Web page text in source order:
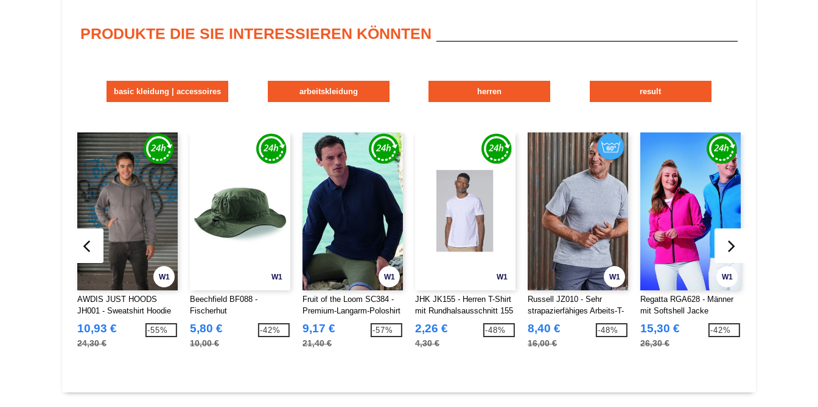
PRODUKTE DIE SIE INTERESSIEREN KÖNNTEN
basic kleidung | accessoires arbeitskleidung herren result
W1
AWDIS JUST HOODS
JH001 - Sweatshirt Hoodie
10,93 €
24,30 €
-55%
W1
Beechfield BF088 -
Fischerhut
5,80 €
10,00 €
-42%
W1
Fruit of the Loom SC384 -
Premium-Langarm-Poloshirt
9,17 €
21,40 €
-57%
W1
JHK JK155 - Herren T-Shirt
mit Rundhalsausschnitt 155
2,26 €
4,30 €
-48%
W1
Russell JZ010 - Sehr
strapazierfähiges Arbeits-T-
8,40 €
16,00 €
-48%
W1
Regatta RGA628 - Männer
mit Softshell Jacke
15,30 €
26,30 €
-42%